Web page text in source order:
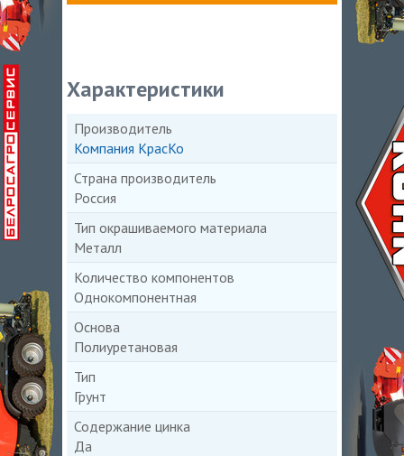
Характеристики
Производитель
Компания КрасКо
Страна производитель
Россия
Тип окрашиваемого материала
Металл
Количество компонентов
Однокомпонентная
Основа
Полиуретановая
Тип
Грунт
Содержание цинка
Да